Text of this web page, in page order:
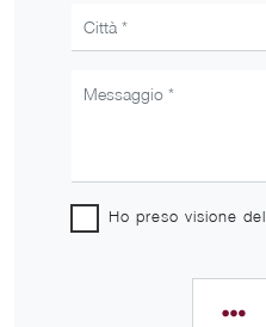
Ho preso visione